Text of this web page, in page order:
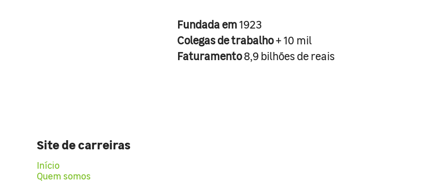
Fundada em1923
Colegas de trabalho+ 10 mil
Faturamento8,9 bilhões de reais
Site de carreiras
Início
Quem somos